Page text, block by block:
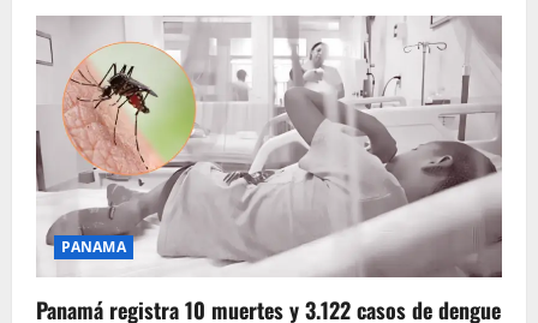
PANAMA
Panamá registra 10 muertes y 3.122 casos de dengue